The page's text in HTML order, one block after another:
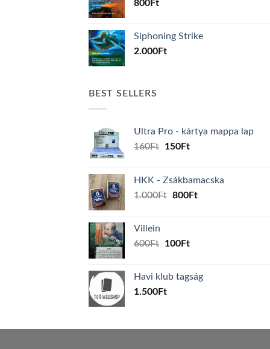
800Ft
Siphoning Strike
2.000Ft
BEST SELLERS
Ultra Pro - kártya mappa lap
160Ft
Original
160Ft.
150FtCurrent
150Ft.
HKK - Zsákbamacska
1.000Ft Original
800FtCurrent
Villein
600Ft
Original
600Ft.
100FtCurrent
100Ft.
Havi klub tagság
1.500Ft